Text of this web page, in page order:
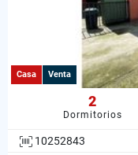
Casa Venta
2
Dormitorios
10252843